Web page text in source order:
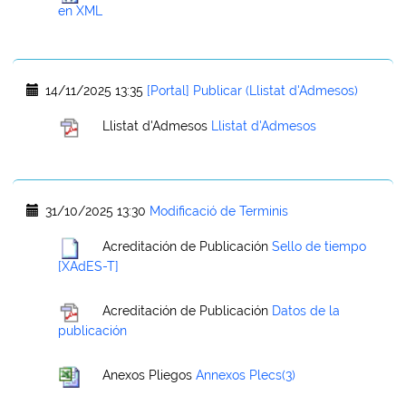
en XML
14/11/2025 13:35 [Portal] Publicar (Llistat d'Admesos)
Llistat d'Admesos Llistat d'Admesos
31/10/2025 13:30 Modificació de Terminis
Acreditación de Publicación Sello de tiempo
[XAdES-T]
Acreditación de Publicación Datos de la
publicación
Anexos Pliegos Annexos Plecs(3)